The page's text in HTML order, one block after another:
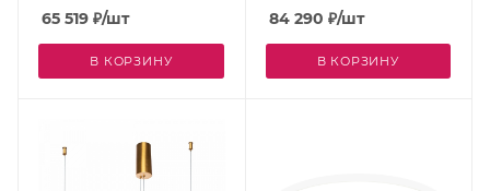
65 519 ₽/шт
В КОРЗИНУ
84 290 ₽/шт
В КОРЗИНУ